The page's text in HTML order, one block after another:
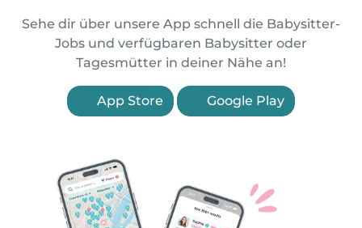
Sehe dir über unsere App schnell die Babysitter-
Jobs und verfügbaren Babysitter oder
Tagesmütter in deiner Nähe an!
App Store Google Play